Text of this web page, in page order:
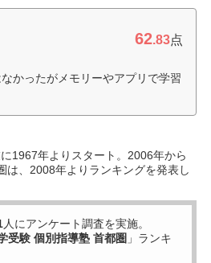
62.83点
かったがメモリーやアプリで学習
1967年よりスタート。2006年から
は、2008年よりランキングを発表し
人にアンケート調査を実施。
受験 個別指導塾 首都圏 」ランキ